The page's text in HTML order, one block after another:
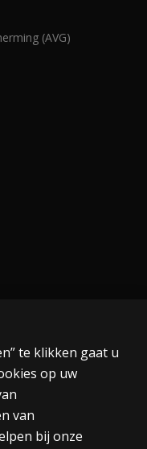
(AVG)
te klikken gaat u
op uw
van
bij onze